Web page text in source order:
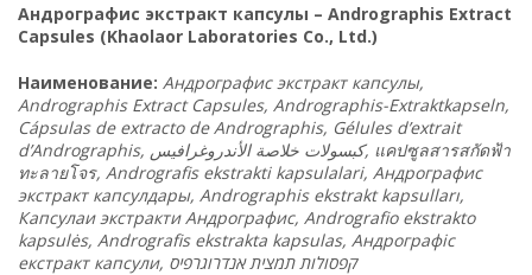
Андрографис экстракт капсулы – Andrographis Extract
Capsules (Khaolaor Laboratories Co., Ltd.)
Наименование: Андрографис экстракт капсулы,
Andrographis Extract Capsules, Andrographis-Extraktkapseln,
Cápsulas de extracto de Andrographis, Gélules d’extrait
d’Andrographis, كبسولات خلاصة الأندروغرافيس, แคปซูลสารสกัดฟ้า
ทะลายโจร, Andrografis ekstrakti kapsulalari, Андрографис
экстракт капсулдары, Andrographis ekstrakt kapsulları,
Капсулаи экстракти Андрографис, Andrografio ekstrakto
kapsulės, Andrografis ekstrakta kapsulas, Андрографіс
екстракт капсули, קפסולות תמצית אנדרוגרפיס